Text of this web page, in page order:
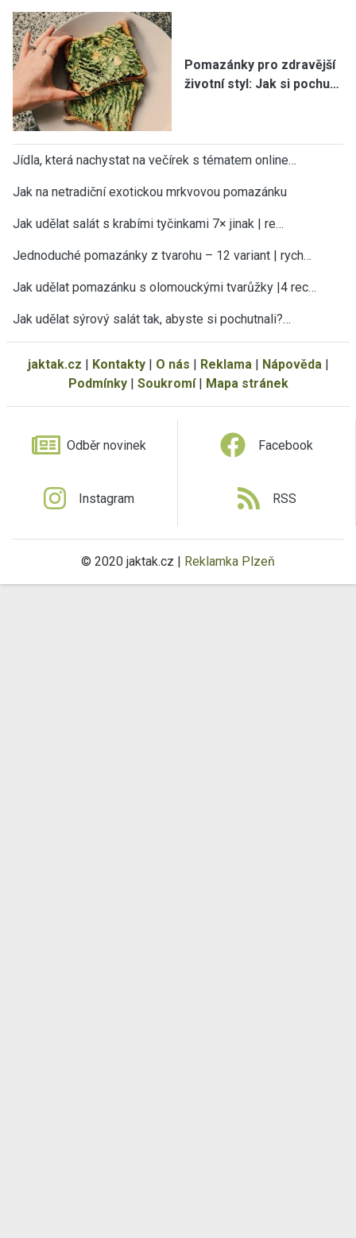
Pomazánky pro zdravější
životní styl: Jak si pochu…
Jídla, která nachystat na večírek s tématem online…
Jak na netradiční exotickou mrkvovou pomazánku
Jak udělat salát s krabími tyčinkami 7× jinak | re…
Jednoduché pomazánky z tvarohu – 12 variant | rych…
Jak udělat pomazánku s olomouckými tvarůžky |4 rec…
Jak udělat sýrový salát tak, abyste si pochutnali?…
jaktak.cz | Kontakty| O nás | Reklama| Nápověda|
Podmínky| Soukromí| Mapa stránek
Odběr novinek Facebook
Instagram RSS
© 2020 jaktak.cz | Reklamka Plzeň